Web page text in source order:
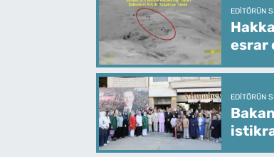
EDITÖRÜN
esrar
EDITÖRÜN